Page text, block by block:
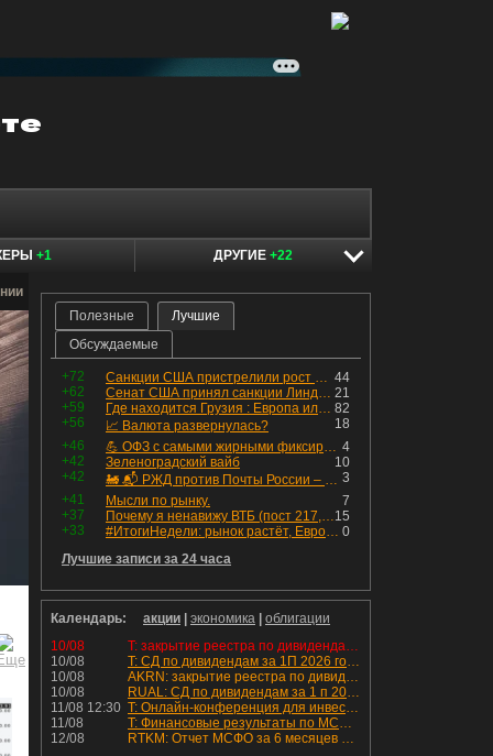
+1 ДРУГИЕ +22
Полезные
Лучшие
Обсуждаемые
+72 44
Санкции США пристрелили рост акций в России
+62
21
Сенат США принял санкции Линдси Грэма против России
+59
82
Где находится Грузия : Европа или Азия
+56
18
📈 Валюта развернулась?
+46
4
💪 ОФЗ с самыми жирными фиксированными купонами
+42
10
Зеленоградский вайб
+42
3
🚂 📬 РЖД против Почты России – Какие облигации выбрать?
+41
7
Мысли по рынку.
+37
15
Почему я ненавижу ВТБ (пост 217, 12+)
+33
0
#ИтогиНедели: рынок растёт, ЕвроТранс трещит
Лучшие записи за 24 часа
Календарь: акции экономика
облигации
10/08
T: закрытие реестра по дивидендам 4.6 руб
10/08
T: СД по дивидендам за 1П 2026 года.
10/08
AKRN: закрытие реестра по дивидендам 235 руб
10/08
RUAL: СД по дивидендам за 1 п 2026 года.
11/08 12:30
T: Онлайн-конференция для инвесторов и аналитиков
11/08
T: Финансовые результаты по МСФО за 2к 2026 года
12/08
RTKM: Отчет МСФО за 6 месяцев 2026 года